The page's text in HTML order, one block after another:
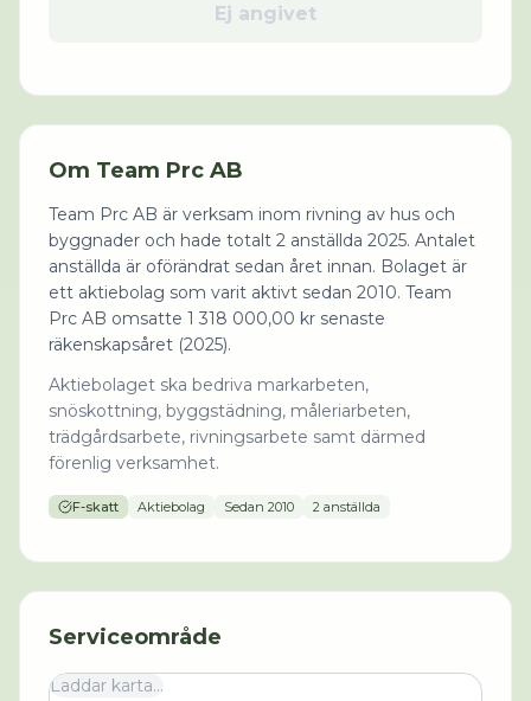
Ej angivet
Om Team Prc AB
Team Prc AB är verksam inom rivning av hus och
byggnader och hade totalt 2 anställda 2025. Antalet
anställda är oförändrat sedan året innan. Bolaget är
ett aktiebolag som varit aktivt sedan 2010. Team
Prc AB omsatte 1 318 000,00 kr senaste
räkenskapsåret (2025).
Aktiebolaget ska bedriva markarbeten,
snöskottning, byggstädning, måleriarbeten,
trädgårdsarbete, rivningsarbete samt därmed
förenlig verksamhet.
F-skatt Aktiebolag Sedan 2010 2 anställda
Serviceområde
Laddar karta...